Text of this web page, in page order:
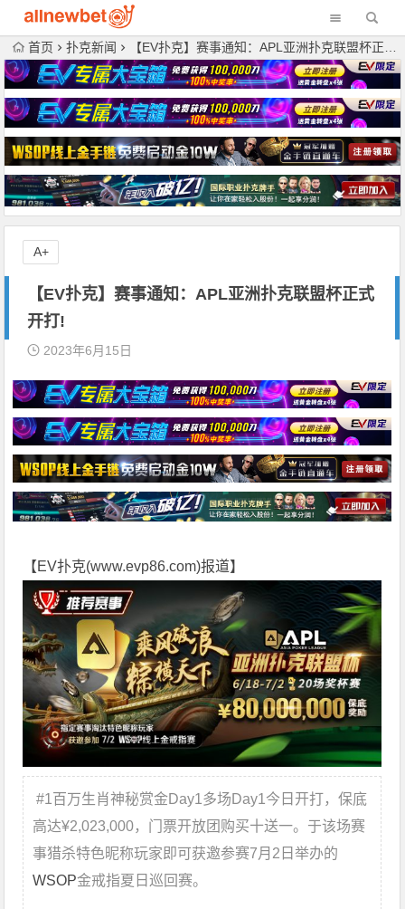
首页 扑克新闻 【EV扑克】赛事通知：APL亚洲扑克联盟杯正式开打!
【EV扑克】赛事通知：APL亚洲扑克联盟杯正式
开打!
2023年6月15日
【EV扑克(www.evp86.com)报道】
#1百万生肖神秘赏金Day1多场Day1今日开打，保底
高达¥2,023,000，门票开放团购买十送一。于该场赛
事猎杀特色昵称玩家即可获邀参赛7月2日举办的
WSOP金戒指夏日巡回赛。
A+